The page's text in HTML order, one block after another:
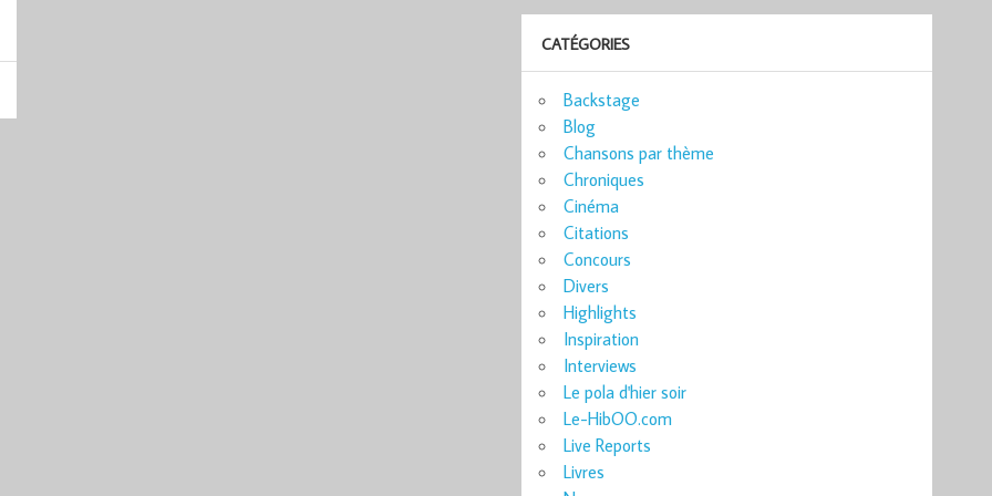
CATÉGORIES
Backstage
Blog
Chansons par thème
Chroniques
Cinéma
Citations
Concours
Divers
Highlights
Inspiration
Interviews
Le pola d'hier soir
Le-HibOO.com
Live Reports
Livres